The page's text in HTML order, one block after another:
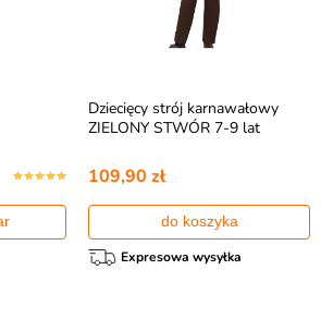
Dziecięcy strój karnawałowy
ZIELONY STWÓR 7-9 lat
109,90 zł
do koszyka
Expresowa wysyłka